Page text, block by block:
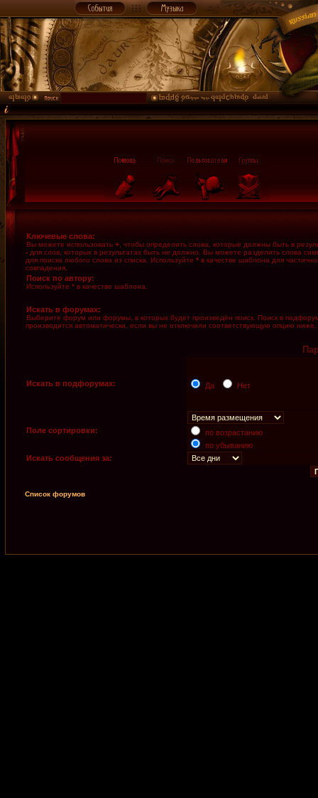
Ключевые слова:
Вы можете использовать + , чтобы определить слова, которые должны быть в
- для слов, которых в результатах быть не должно. Вы можете разделить слова
для поиска любого слова из списка. Используйте * в качестве шаблона для
совпадения.
Поиск по автору:
Используйте * в качестве шаблона.
Искать в форумах:
Выберите форум или форумы, в которых будет произведён поиск. Поиск в
производится автоматически, если вы не отключили соответствующую опцию ниже.
Искать в подфорумах: Да Нет
Поле сортировки:
по возрастанию
по убыванию
Искать сообщения за:
Список форумов